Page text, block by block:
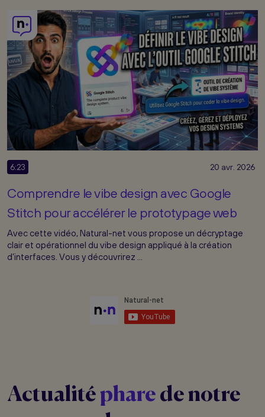
6:23 20 avr. 2026
Comprendre le vibe design avec Google
Stitch pour accélérer le prototypage web
Avec cette vidéo, Natural-net vous propose un décryptage
clair et opérationnel du vibe design appliqué à la création
d’interfaces. Vous y découvrirez ...
Actualitéphare de notre